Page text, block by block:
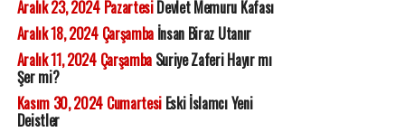
Aralık 23, 2024 PazartesiDevlet Memuru Kafası
Aralık 18, 2024 Çarşambaİnsan Biraz Utanır
Aralık 11, 2024 ÇarşambaSuriye Zaferi Hayır mı
Şer mi?
Kasım 30, 2024 CumartesiEski İslamcı Yeni
Deistler